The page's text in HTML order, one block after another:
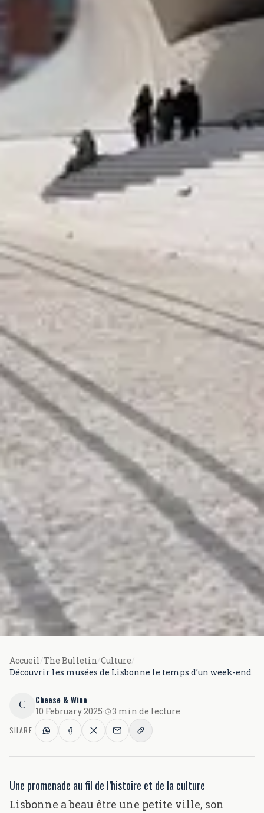
Accueil/The Bulletin/Culture/
Découvrir les musées de Lisbonne le temps d’un week-end
C Cheese & Wine
10 February 2025· 3 min de lecture
SHARE
Une promenade au fil de l’histoire et de la culture
Lisbonne a beau être une petite ville, son